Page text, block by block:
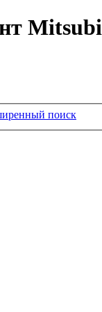
поиск